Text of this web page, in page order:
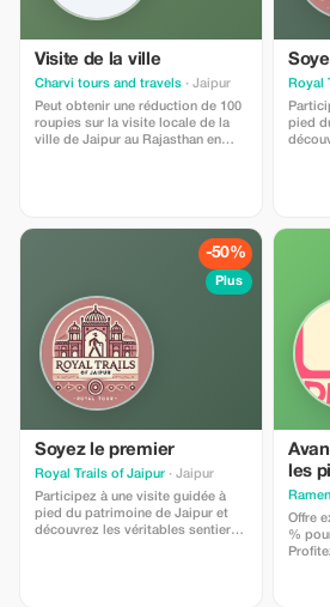
Visite de la ville
Charvi tours and travels · Jaipur
Peut obtenir une réduction de 100
roupies sur la visite locale de la
ville de Jaipur au Rajasthan en
Royal
pied
-50%
Plus
Soyez le premier
Royal Trails of Jaipur · Jaipur
Participez à une visite guidée à
pied du patrimoine de Jaipur et
découvrez les véritables sentiers
les
Offre
%